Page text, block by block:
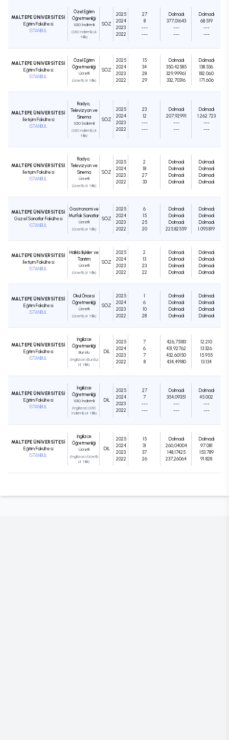
MALTEPE ÜNİVERSİTESİ
Eğitim Fakültesi
İSTANBUL
Özel Eğitim
Öğretmenliği
%50 İndirimli
(%50 İndirimli) (4
Yıllık)
SÖZ
2025
2024
2023
2022
27
8
---
---
Dolmadı
377,01643
---
---
Dolmadı
68.519
---
---
MALTEPE ÜNİVERSİTESİ
Eğitim Fakültesi
İSTANBUL
Özel Eğitim
Öğretmenliği
Ücretli
(Ücretli) (4 Yıllık)
SÖZ
2025
2024
2023
2022
15
34
28
29
Dolmadı
350,42585
329,99961
332,70316
Dolmadı
138.536
182.060
171.606
MALTEPE ÜNİVERSİTESİ
İletişim Fakültesi
İSTANBUL
Radyo,
Televizyon ve
Sinema
%50 İndirimli
(%50 İndirimli) (4
Yıllık)
SÖZ
2025
2024
2023
2022
23
12
---
---
Dolmadı
207,92991
---
---
Dolmadı
1.262.723
---
---
MALTEPE ÜNİVERSİTESİ
İletişim Fakültesi
İSTANBUL
Radyo,
Televizyon ve
Sinema
Ücretli
(Ücretli) (4 Yıllık)
SÖZ
2025
2024
2023
2022
2
18
27
33
Dolmadı
Dolmadı
Dolmadı
Dolmadı
Dolmadı
Dolmadı
Dolmadı
Dolmadı
MALTEPE ÜNİVERSİTESİ
Güzel Sanatlar Fakültesi
İSTANBUL
Gastronomi ve
Mutfak Sanatları
Ücretli
(Ücretli) (4 Yıllık)
SÖZ
2025
2024
2023
2022
6
15
25
20
Dolmadı
Dolmadı
Dolmadı
225,82559
Dolmadı
Dolmadı
Dolmadı
1.093.819
MALTEPE ÜNİVERSİTESİ
İletişim Fakültesi
İSTANBUL
Halkla İlişkiler ve
Tanıtım
Ücretli
(Ücretli) (4 Yıllık)
SÖZ
2025
2024
2023
2022
2
13
23
22
Dolmadı
Dolmadı
Dolmadı
Dolmadı
Dolmadı
Dolmadı
Dolmadı
Dolmadı
MALTEPE ÜNİVERSİTESİ
Eğitim Fakültesi
İSTANBUL
Okul Öncesi
Öğretmenliği
Ücretli
(Ücretli) (4 Yıllık)
SÖZ
2025
2024
2023
2022
1
6
10
28
Dolmadı
Dolmadı
Dolmadı
Dolmadı
Dolmadı
Dolmadı
Dolmadı
Dolmadı
MALTEPE ÜNİVERSİTESİ
Eğitim Fakültesi
İSTANBUL
İngilizce
Öğretmenliği
Burslu
(İngilizce) (Burslu)
(4 Yıllık)
DIL
2025
2024
2023
2022
7
6
7
8
426,75183
431,92762
432,60150
434,49180
12.210
13.326
15.955
13.134
MALTEPE ÜNİVERSİTESİ
Eğitim Fakültesi
İSTANBUL
İngilizce
Öğretmenliği
%50 İndirimli
(İngilizce) (%50
İndirimli) (4 Yıllık)
DIL
2025
2024
2023
2022
27
7
---
---
Dolmadı
354,09351
---
---
Dolmadı
45.002
---
---
MALTEPE ÜNİVERSİTESİ
Eğitim Fakültesi
İSTANBUL
İngilizce
Öğretmenliği
Ücretli
(İngilizce) (Ücretli)
(4 Yıllık)
DIL
2025
2024
2023
2022
15
31
37
26
Dolmadı
260,04004
148,17425
237,26064
Dolmadı
97.081
153.789
91.828